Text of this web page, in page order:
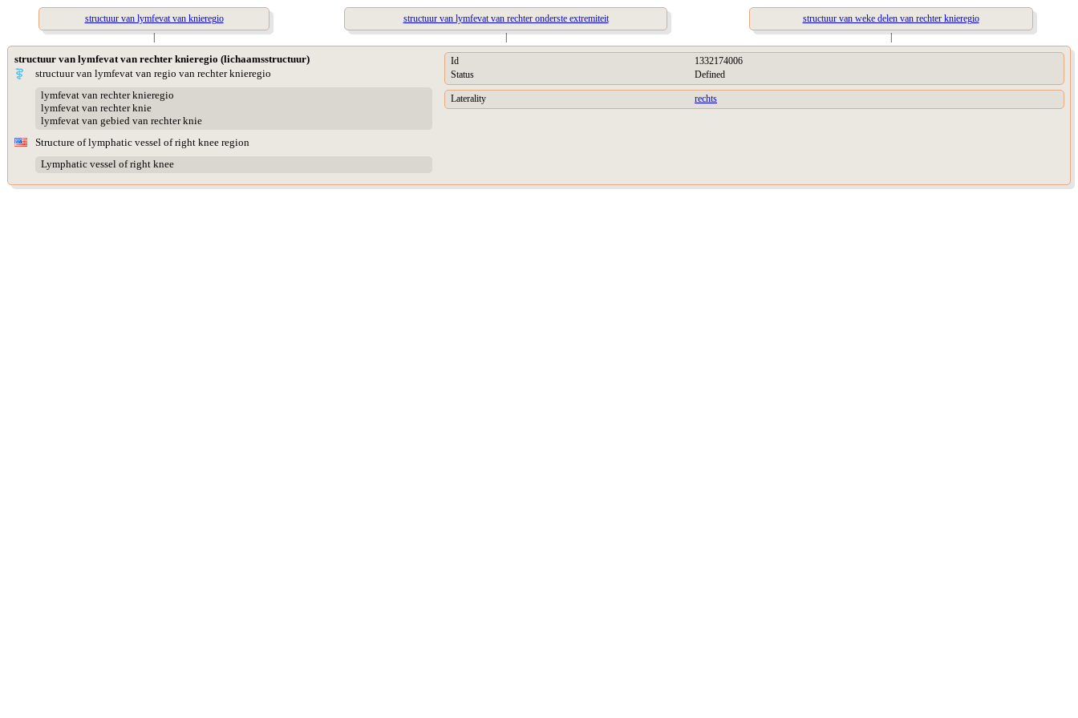
structuur van lymfevat van knieregio structuur van lymfevat van rechter onderste extremiteit
structuur van weke delen van rechter knieregio
|
| |
structuur van lymfevat van rechter knieregio (lichaamsstructuur)
structuur van lymfevat van regio van rechter knieregio
lymfevat van rechter knieregio
lymfevat van rechter knie
lymfevat van gebied van rechter knie
Structure of lymphatic vessel of right knee region
Lymphatic vessel of right knee
Id
1332174006
Status
Defined
Laterality rechts